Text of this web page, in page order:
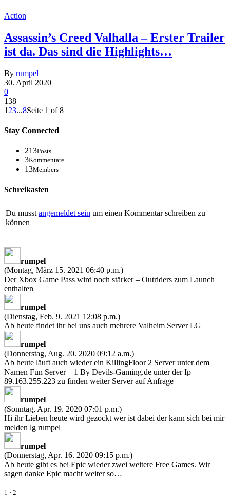
Action
Assassin’s Creed Valhalla – Erster Trailer
ist da. Das sind die Highlights…
By rumpel
30. April 2020
0
138
1 23...8Seite 1 of 8
Stay Connected
213Posts
3Kommentare
13Members
Schreikasten
Du musst angemeldet sein um einen Kommentar schreiben zu
können
rumpel
(Montag, März 15. 2021 06:40 p.m.)
Der Xbox Game Pass wird noch stärker – Outriders zum Launch
enthalten
rumpel
(Dienstag, Feb. 9. 2021 12:08 p.m.)
Ab heute findet ihr bei uns auch mehrere Valheim Server LG
rumpel
(Donnerstag, Aug. 20. 2020 09:12 a.m.)
Ab heute läuft auch wieder ein KillingFloor 2 Server unter dem
Namen Fun Server – 1 By Devils-Gaming.de unter der Ip
89.163.255.223 zu finden weiter Server auf Anfrage
rumpel
(Sonntag, Apr. 19. 2020 07:01 p.m.)
Hi ihr Lieben heute wird gezockt wer ist dabei der kann sich bei mir
melden lg rumpel
rumpel
(Donnerstag, Apr. 16. 2020 09:15 p.m.)
Ab heute gibt es bei Epic wieder zwei weitere Free Games. Wir
sagen danke Epic macht weiter so…
1 · 2